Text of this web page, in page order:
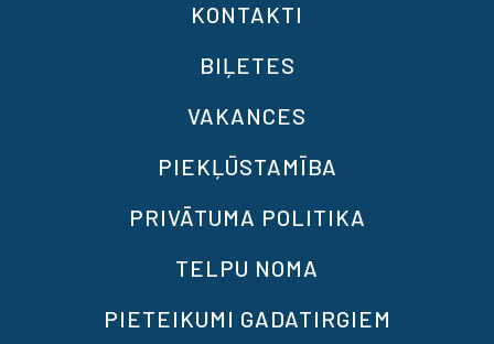
KONTAKTI
BIĻETES
VAKANCES
PIEKĻŪSTAMĪBA
PRIVĀTUMA POLITIKA
TELPU NOMA
PIETEIKUMI GADATIRGIEM